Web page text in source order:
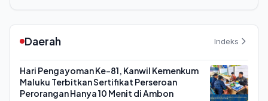
Daerah Indeks
Hari Pengayoman Ke-81, Kanwil Kemenkum
Maluku Terbitkan Sertifikat Perseroan
Perorangan Hanya 10 Menit di Ambon